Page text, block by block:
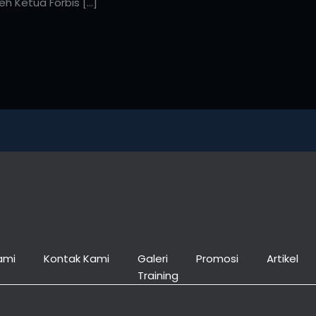
Kontak Kami Galeri Promosi Artikel
Training